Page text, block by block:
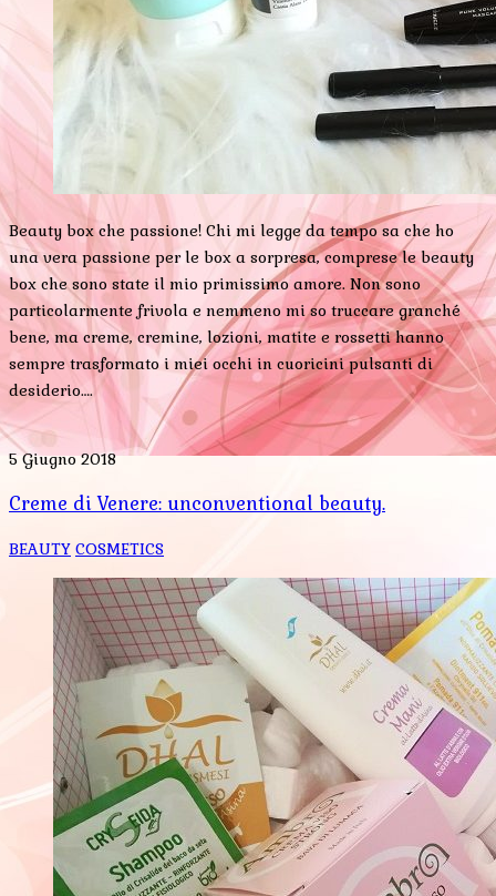
Beauty box che passione! Chi mi legge da tempo sa che ho
una vera passione per le box a sorpresa, comprese le beauty
box che sono state il mio primissimo amore. Non sono
particolarmente frivola e nemmeno mi so truccare granché
bene, ma creme, cremine, lozioni, matite e rossetti hanno
sempre trasformato i miei occhi in cuoricini pulsanti di
desiderio….
5 Giugno 2018
Creme di Venere: unconventional beauty.
BEAUTY COSMETICS